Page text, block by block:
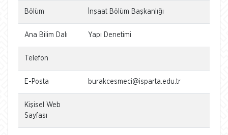
Bölüm İnşaat Bölüm Başkanlığı
Ana Bilim Dalı Yapı Denetimi
Telefon
E-Posta burakcesmeci@isparta.edu.tr
Kişisel Web
Sayfası